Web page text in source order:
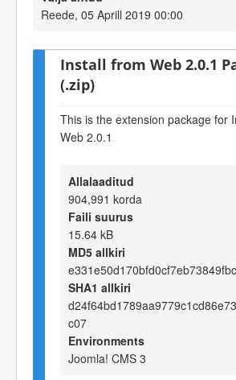
Reede, 05 Aprill 2019 00:00
Install from Web 2.0.1
(.zip)
This is the extension package for
Web 2.0.1
Allalaaditud
904,991 korda
Faili suurus
15.64 kB
MD5 allkiri
SHA1 allkiri
c07
Environments
Joomla! CMS 3